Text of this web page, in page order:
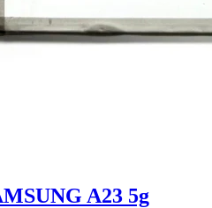
A23 5g